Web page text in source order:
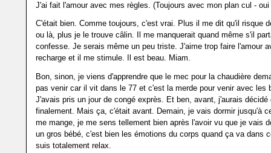
J'ai fait l'amour avec mes règles. (Toujours avec mon plan cul -
C'était bien. Comme toujours, c'est vrai. Plus il me dit qu'il risque
ou là, plus je le trouve câlin. Il me manquerait quand même s'il
confesse. Je serais même un peu triste. J'aime trop faire l'amour
recharge et il me stimule. Il est beau. Miam.
Bon, sinon, je viens d'apprendre que le mec pour la chaudière
pas venir car il vit dans le 77 et c'est la merde pour venir avec les
J'avais pris un jour de congé exprès. Et ben, avant, j'aurais décidé
finalement. Mais ça, c'était avant. Demain, je vais dormir jusqu'à
me mange, je me sens tellement bien après l'avoir vu que je vais
un gros bébé, c'est bien les émotions du corps quand ça va dans
suis totalement relax.